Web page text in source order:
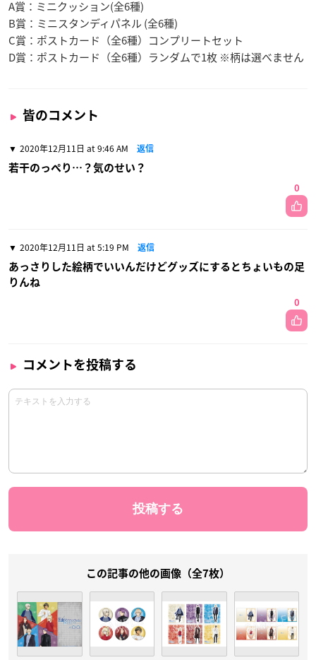
A賞：ミニクッション(全6種)
B賞：ミニスタンディパネル (全6種)
C賞：ポストカード（全6種）コンプリートセット
D賞：ポストカード（全6種）ランダムで1枚 ※柄は選べません
皆のコメント
2020年12月11日 at 9:46 AM 返信
若干のっぺり…？気のせい？
0
2020年12月11日 at 5:19 PM 返信
あっさりした絵柄でいいんだけどグッズにするとちょいもの足
りんね
0
コメントを投稿する
この記事の他の画像（全7枚）